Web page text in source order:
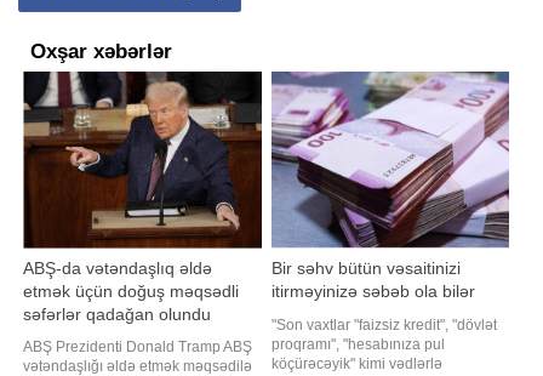
Oxşar xəbərlər
ABŞ-da vətəndaşlıq əldə
etmək üçün doğuş məqsədli
səfərlər qadağan olundu
ABŞ Prezidenti Donald Tramp ABŞ
vətəndaşlığı əldə etmək məqsədilə
Bir səhv bütün vəsaitinizi
itirməyinizə səbəb ola bilər
"Son vaxtlar "faizsiz kredit", "dövlət
proqramı", "hesabınıza pul
köçürəcəyik" kimi vədlərlə